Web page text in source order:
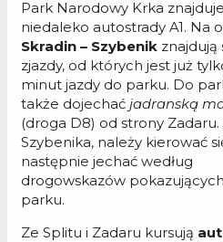
Park Narodowy Krka
niedaleko autostrady A1. Na
Skradin – Szybenik znajdują
zjazdy, od których jest już
minut jazdy do parku. Do
także dojechać jadranską
(droga D8) od strony Zadaru.
Szybenika, należy kierować
następnie jechać według
drogowskazów
parku.
Ze Splitu i Zadaru kursują